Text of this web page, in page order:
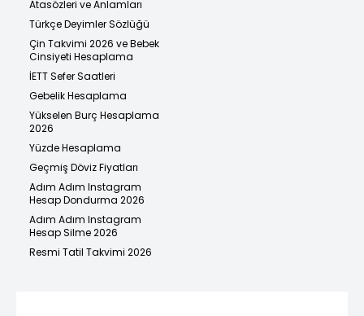
Atasözleri ve Anlamları
Türkçe Deyimler Sözlüğü
Çin Takvimi 2026 ve Bebek
Cinsiyeti Hesaplama
İETT Sefer Saatleri
Gebelik Hesaplama
Yükselen Burç Hesaplama
2026
Yüzde Hesaplama
Geçmiş Döviz Fiyatları
Adım Adım Instagram
Hesap Dondurma 2026
Adım Adım Instagram
Hesap Silme 2026
Resmi Tatil Takvimi 2026